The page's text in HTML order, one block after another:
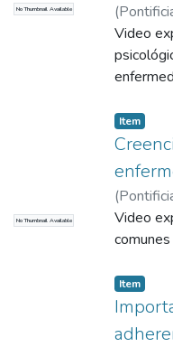
No Thumbnail Available (
2015 )
Video
No Thumbnail Available
Item
(
2016 )
Video
Item